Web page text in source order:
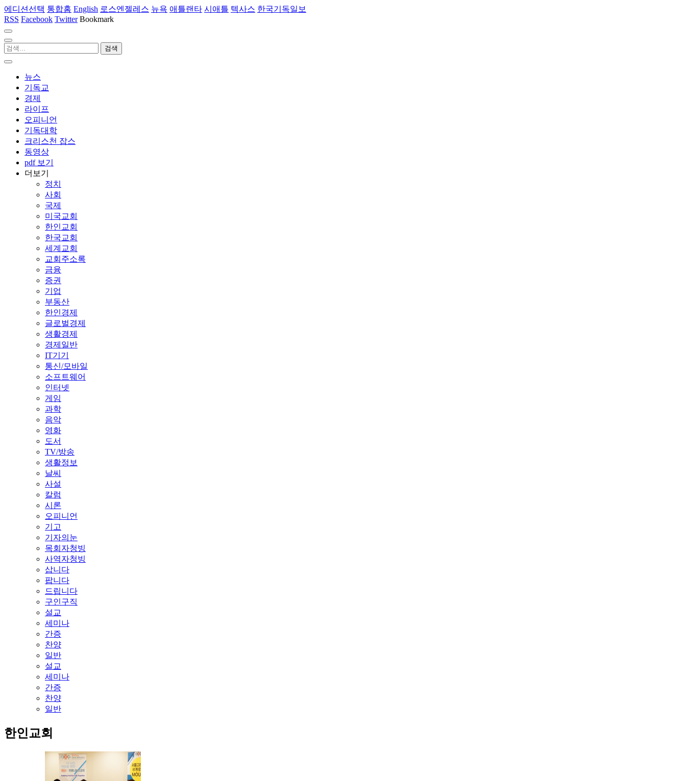
에디션선택 통합홈 English 로스엔젤레스 뉴욕 애틀랜타 시애틀 텍사스 한국기독일보
RSS Facebook Twitter Bookmark
뉴스
기독교
경제
라이프
오피니언
기독대학
크리스천 잡스
동영상
pdf 보기
더보기
정치
사회
국제
미국교회
한인교회
한국교회
세계교회
교회주소록
금융
증권
기업
부동산
한인경제
글로벌경제
생활경제
경제일반
IT기기
통신/모바일
소프트웨어
인터넷
게임
과학
음악
영화
도서
TV/방송
생활정보
날씨
사설
칼럼
시론
오피니언
기고
기자의눈
목회자청빙
사역자청빙
삽니다
팝니다
드립니다
구인구직
설교
세미나
간증
찬양
일반
설교
세미나
간증
찬양
일반
한인교회